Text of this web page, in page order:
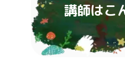
講師はこ